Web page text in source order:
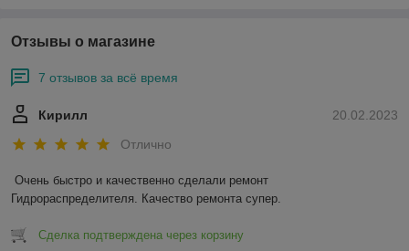
Отзывы о магазине
7 отзывов за всё время
20.02.2023
Кирилл
Отлично
Очень быстро и качественно сделали ремонт
Гидрораспределителя. Качество ремонта супер.
Сделка подтверждена через корзину